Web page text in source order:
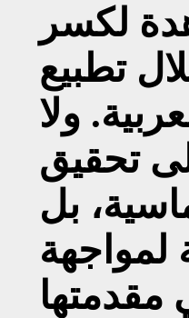
لكسر
تطبيع
ولا
تحقيق
بل
لمواجهة
مقدمتها